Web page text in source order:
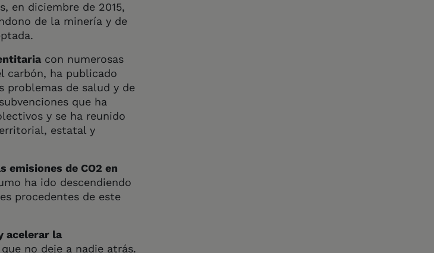
en diciembre de 2015,
de la minería y de
con numerosas
carbón, ha publicado
problemas de salud y de
que ha
y se ha reunido
estatal y
emisiones de CO2 en
ha ido descendiendo
procedentes de este
acelerar la
que no deje a nadie atrás.